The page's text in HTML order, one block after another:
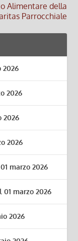
Alimentare della
Parrocchiale
2026
2026
2026
2026
marzo 2026
marzo 2026
2026